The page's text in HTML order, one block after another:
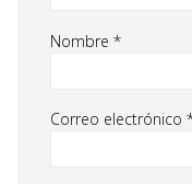
Nombre *
Correo electrónico